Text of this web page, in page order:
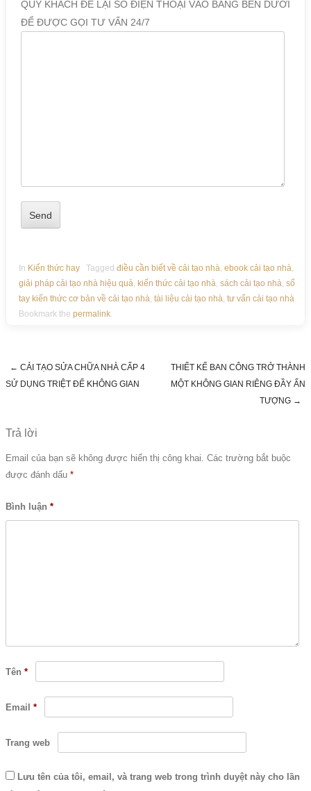
QUÝ KHÁCH ĐỂ LẠI SỐ ĐIỆN THOẠI VÀO BẢNG BÊN DƯỚI
ĐỂ ĐƯỢC GỌI TƯ VẤN 24/7
In Kiến thức hay Tagged điều cần biết về cải tạo nhà, ebook cải tạo nhà,
giải pháp cải tạo nhà hiệu quả, kiến thức cải tạo nhà, sách cải tạo nhà, sổ
tay kiến thức cơ bản về cải tạo nhà, tài liệu cải tạo nhà, tư vấn cải tạo nhà
Bookmark the permalink.
Post navigation
← CẢI TẠO SỬA CHỮA NHÀ CẤP 4
SỬ DỤNG TRIỆT ĐỂ KHÔNG GIAN
THIẾT KẾ BAN CÔNG TRỞ THÀNH
MỘT KHÔNG GIAN RIÊNG ĐẦY ẤN
TƯỢNG →
Trả lời
Email của bạn sẽ không được hiển thị công khai. Các trường bắt buộc
được đánh dấu *
Bình luận *
Tên *
Email *
Trang web
Lưu tên của tôi, email, và trang web trong trình duyệt này cho lần